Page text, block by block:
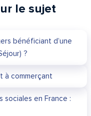
le sujet
bénéficiant d’une
?
à commerçant
sociales en France :